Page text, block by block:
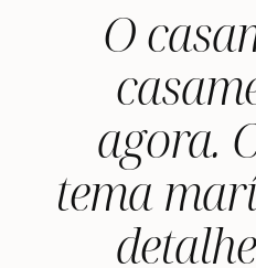
O
agora.
tema